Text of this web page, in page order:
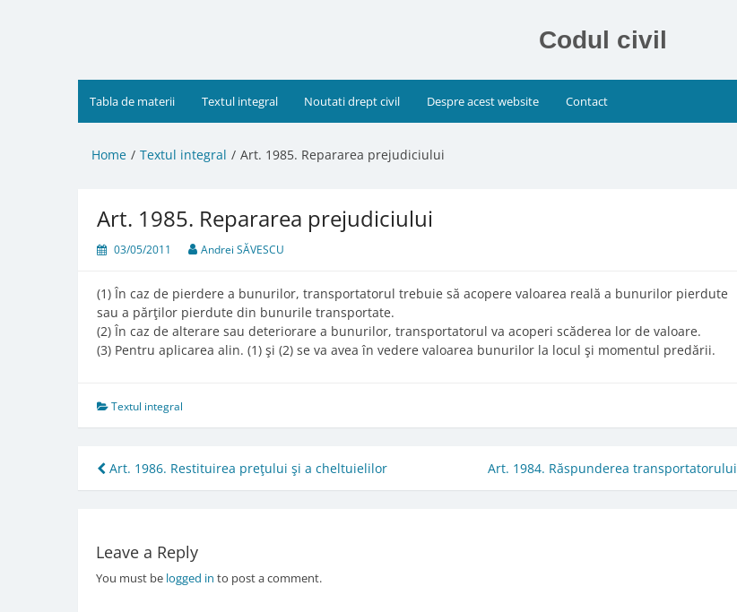
Codul civil
Tabla de materii Textul integral Noutati drept civil Despre acest website Contact
Home Textul integral Art. 1985. Repararea prejudiciului
Art. 1985. Repararea prejudiciului
03/05/2011 Andrei SĂVESCU
(1) În caz de pierdere a bunurilor, transportatorul trebuie să acopere valoarea reală a bunurilor pierdute
sau a părţilor pierdute din bunurile transportate.
(2) În caz de alterare sau deteriorare a bunurilor, transportatorul va acoperi scăderea lor de valoare.
(3) Pentru aplicarea alin. (1) şi (2) se va avea în vedere valoarea bunurilor la locul şi momentul predării.
Textul integral
Post
navigation
Art. 1986. Restituirea preţului şi a cheltuielilor Art. 1984. Răspunderea transportatorului
Leave a Reply
You must be logged in to post a comment.